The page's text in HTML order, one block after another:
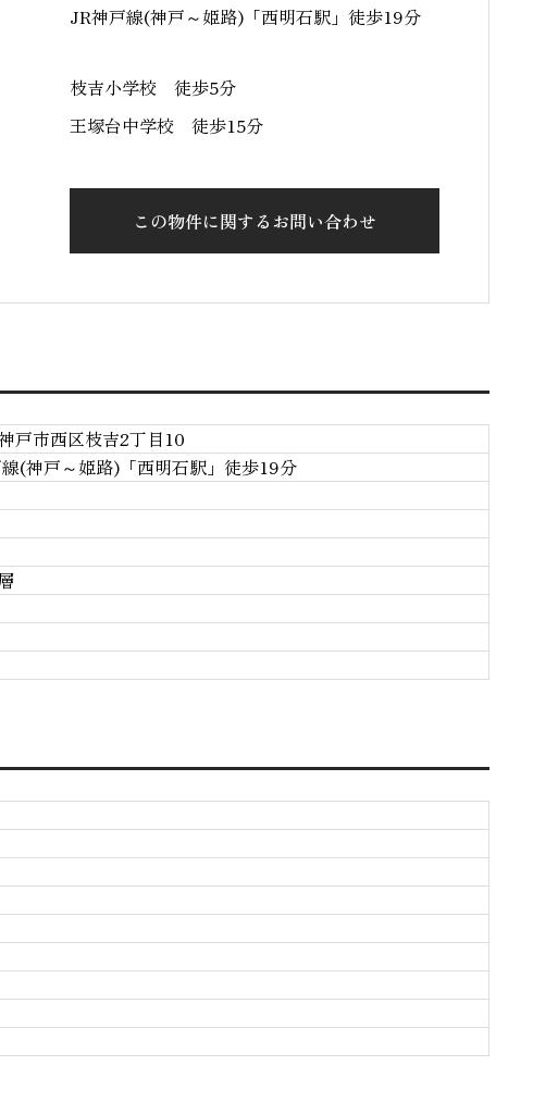
JR神戸線(神戸～姫路)「西明石駅」徒歩19分
枝吉小学校 徒歩5分
王塚台中学校 徒歩15分
この物件に関するお問い合わせ
戸市西区枝吉2丁目10
(神戸～姫路)「西明石駅」徒歩19分